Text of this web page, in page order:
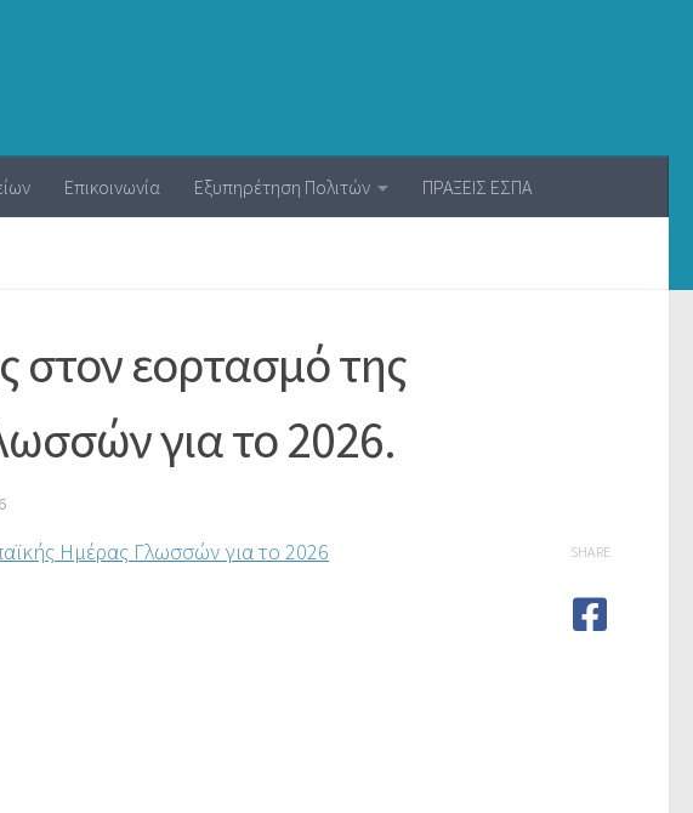
Επικοινωνία Εξυπηρέτηση Πολιτών ΠΡΑΞΕΙΣ ΕΣΠΑ
στον εορτασμό της
για το 2026.
Ημέρας Γλωσσών για το 2026
SHARE